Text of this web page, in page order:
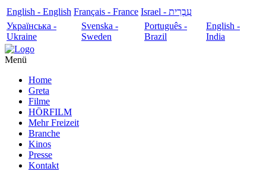
English - English Français - France
עִבְרִית - Israel
Українська -
Ukraine
Svenska -
Sweden
Português -
Brazil
English -
India
Menü
Home
Greta
Filme
HÖRFILM
Mehr Freizeit
Branche
Kinos
Presse
Kontakt